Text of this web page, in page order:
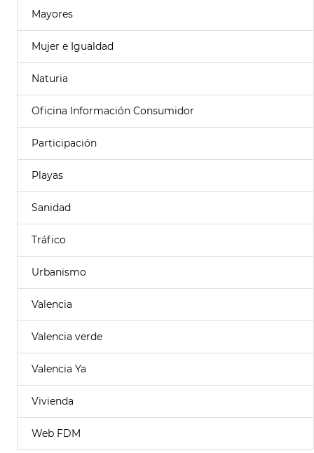
Mayores
Mujer e Igualdad
Naturia
Oficina Información Consumidor
Participación
Playas
Sanidad
Tráfico
Urbanismo
Valencia
Valencia verde
Valencia Ya
Vivienda
Web FDM